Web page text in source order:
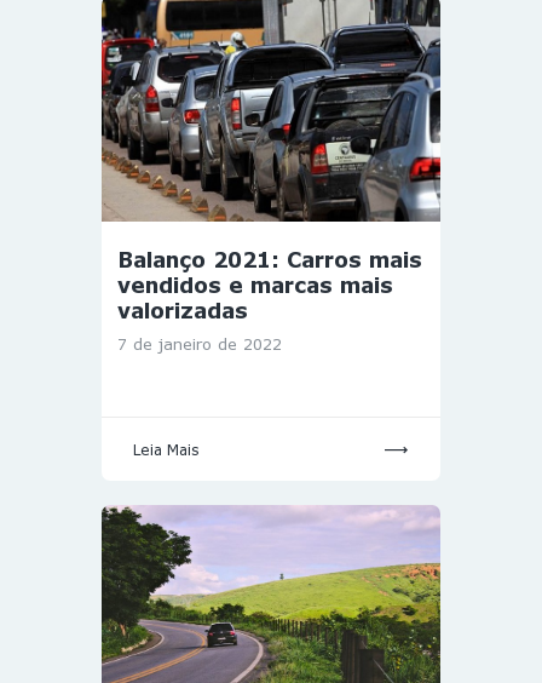
Balanço 2021: Carros mais
vendidos e marcas mais
valorizadas
7 de janeiro de 2022
Leia Mais